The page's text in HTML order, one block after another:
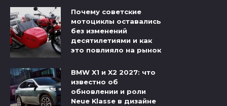
Почему советские
мотоциклы оставались
без изменений
десятилетиями и как
это повлияло на рынок
BMW X1 и X2 2027: что
известно об
обновлении и роли
Neue Klasse в дизайне